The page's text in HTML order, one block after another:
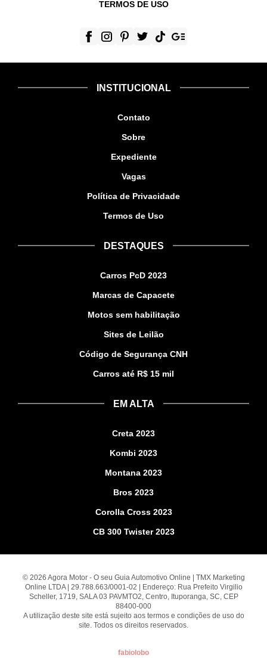
TERMOS DE USO
INSTITUCIONAL
Contato
Sobre
Expediente
Vagas
Política de Privacidade
Termos de Uso
DESTAQUES
Carros PcD 2023
Marcas de Capacete
Motos sem habilitação
Sites de Leilão
Código de Segurança CNH
Carros até R$ 15 mil
EM ALTA
Creta 2023
Kombi 2023
Montana 2023
Bros 2023
Corolla Cross 2023
CB 300 Twister 2023
© 2026 Agora Motor - O seu Guia Automotivo Online | TMX Marketing
Online LTDA | 29.788.663/0001-02 | Endereço: Rua Prefeito Virgilio
Scheller, 1719, SALA 03 PAVMTO2, Centro, Ituporanga, SC, CEP
88400-000
A utilização deste site está sujeito aos termos e condições de uso do
site. Todos os direitos reservados.
fabiolobo